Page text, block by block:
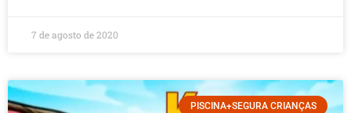
7 de agosto de 2020
PISCINA+SEGURA CRIANÇAS